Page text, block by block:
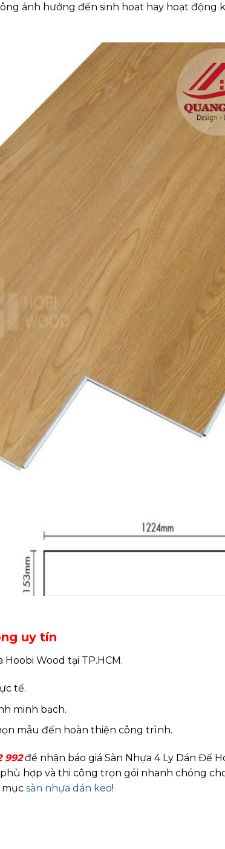
ảnh hưởng đến sinh hoạt hay hoạt động
uy tín
Wood tại TP.HCM.
tế.
minh bạch.
mẫu đến hoàn thiện công trình.
992để nhận báo giá Sàn Nhựa 4 Ly Dán Đế
hợp và thi công trọn gói nhanh chóng
mục sàn nhựa dán keo!